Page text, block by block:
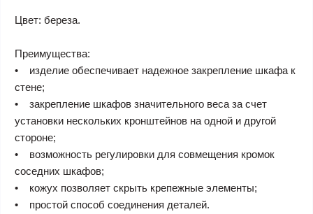
Цвет: береза.
Преимущества:
• изделие обеспечивает надежное закрепление шкафа к
стене;
• закрепление шкафов значительного веса за счет
установки нескольких кронштейнов на одной и другой
стороне;
• возможность регулировки для совмещения кромок
соседних шкафов;
• кожух позволяет скрыть крепежные элементы;
• простой способ соединения деталей.